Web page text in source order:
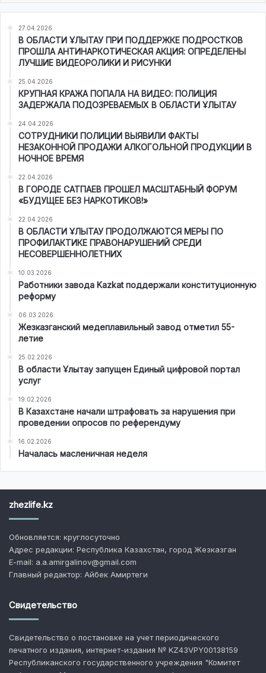
27.04.2026
В ОБЛАСТИ ҰЛЫТАУ ПРИ ПОДДЕРЖКЕ ПОДРОСТКОВ
ПРОШЛА АНТИНАРКОТИЧЕСКАЯ АКЦИЯ: ОПРЕДЕЛЕНЫ
ЛУЧШИЕ ВИДЕОРОЛИКИ И РИСУНКИ
25.04.2026
КРУПНАЯ КРАЖА ПОПАЛА НА ВИДЕО: ПОЛИЦИЯ
ЗАДЕРЖАЛА ПОДОЗРЕВАЕМЫХ В ОБЛАСТИ ҰЛЫТАУ
24.04.2026
СОТРУДНИКИ ПОЛИЦИИ ВЫЯВИЛИ ФАКТЫ
НЕЗАКОННОЙ ПРОДАЖИ АЛКОГОЛЬНОЙ ПРОДУКЦИИ В
НОЧНОЕ ВРЕМЯ
22.04.2026
В ГОРОДЕ САТПАЕВ ПРОШЕЛ МАСШТАБНЫЙ ФОРУМ
«БУДУЩЕЕ БЕЗ НАРКОТИКОВ!»
22.04.2026
В ОБЛАСТИ ҰЛЫТАУ ПРОДОЛЖАЮТСЯ МЕРЫ ПО
ПРОФИЛАКТИКЕ ПРАВОНАРУШЕНИЙ СРЕДИ
НЕСОВЕРШЕННОЛЕТНИХ
10.03.2026
Работники завода Kazkat поддержали конституционную
реформу
06.03.2026
Жезказганский медеплавильный завод отметил 55-
летие
25.02.2026
В области Ұлытау запущен Единый цифровой портал
услуг
19.02.2026
В Казахстане начали штрафовать за нарушения при
проведении опросов по референдуму
16.02.2026
Началась масленичная неделя
zhezlife.kz
Обновляется: круглосуточно
Адрес редакции: Республика Казахстан, город Жезказган
E-mail: a.a.amirgalinov@gmail.com
Главный редактор: Айбек Амиртеги
Свидетельство
Свидетельство о постановке на учет периодического
печатного издания, интернет-издания № KZ43VPY00138159
Республиканского государственного учреждения "Комитет